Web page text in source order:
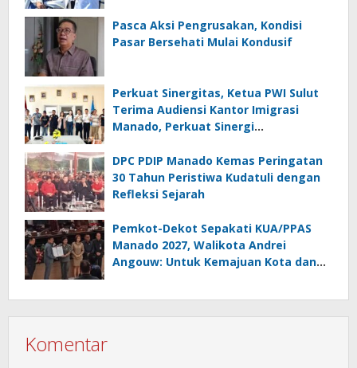
Pasca Aksi Pengrusakan, Kondisi
Pasar Bersehati Mulai Kondusif
Perkuat Sinergitas, Ketua PWI Sulut
Terima Audiensi Kantor Imigrasi
Manado, Perkuat Sinergi
Keimigrasian
DPC PDIP Manado Kemas Peringatan
30 Tahun Peristiwa Kudatuli dengan
Refleksi Sejarah
Pemkot-Dekot Sepakati KUA/PPAS
Manado 2027, Walikota Andrei
Angouw: Untuk Kemajuan Kota dan
Komentar